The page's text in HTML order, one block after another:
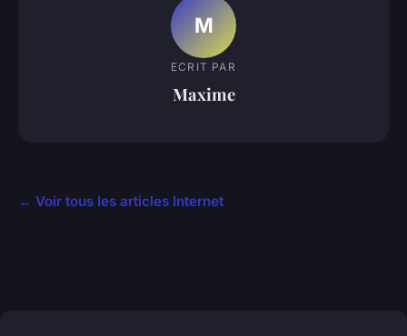
M
ECRIT PAR
Maxime
← Voir tous les articles Internet